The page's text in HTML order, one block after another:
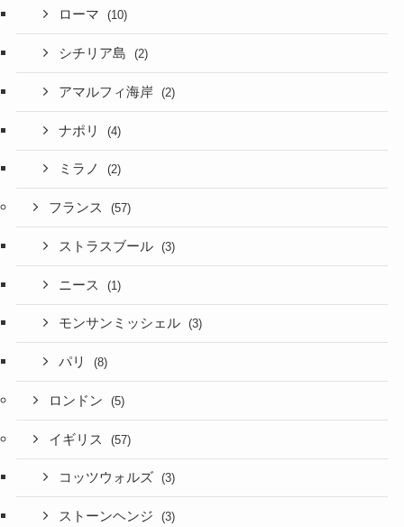
ローマ (10)
シチリア島 (2)
アマルフィ海岸 (2)
ナポリ (4)
ミラノ (2)
フランス (57)
ストラスブール (3)
ニース (1)
モンサンミッシェル (3)
パリ (8)
ロンドン (5)
イギリス (57)
コッツウォルズ (3)
ストーンヘンジ (3)